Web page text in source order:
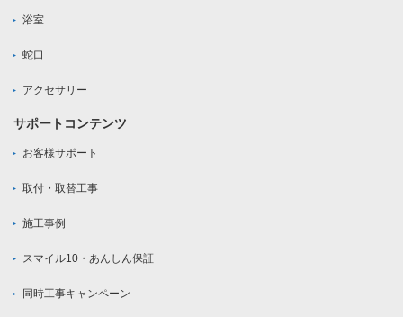
浴室
蛇口
アクセサリー
サポートコンテンツ
お客様サポート
取付・取替工事
施工事例
スマイル10・あんしん保証
同時工事キャンペーン